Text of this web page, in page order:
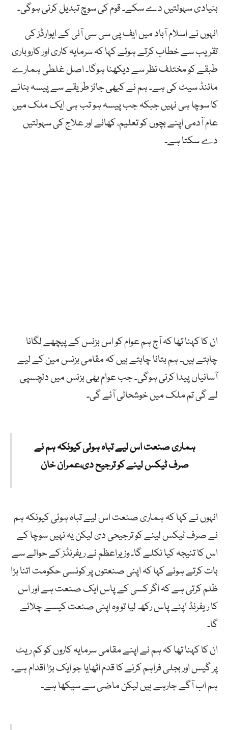
بنیادی سہولتیں دے سکے۔ قوم کی سوچ تبدیل کرنی ہوگی۔
انہوں نے اسلام آباد میں ایف پی سی سی آئی کے ایوارڈز کی
تقریب سے خطاب کرتے ہوئے کہا کہ سرمایہ کاری اور کاروباری
طبقے کو مختلف نظر سے دیکھنا ہوگا۔ اصل غلطی ہمارے
مائنڈ سیٹ کی ہے۔ ہم نے کبھی جائز طریقے سے پیسہ بنانے
کا سوچا ہی نہیں جبکہ جب پیسہ ہو تب ہی ایک ملک میں
عام آدمی اپنے بچوں کو تعلیم، کھانے اور علاج کی سہولتیں
دے سکتا ہے۔
ان کا کہنا تھا کہ آج ہم عوام کو اس بزنس کے پیچھے لگانا
چاہتے ہیں۔ ہم بتانا چاہتے ہیں کہ مقامی بزنس مین کے لیے
آسانیاں پیدا کرنی ہوگی۔ جب عوام بھی بزنس میں دلچسپی
لے گی تم ملک میں خوشحالی آئے گی۔
ہماری صنعت اس لیے تباہ ہوئی کیونکہ ہم نے
صرف ٹیکس لینے کو ترجیح دی،عمران خان
انہوں نے کہا کہ ہماری صنعت اس لیے تباہ ہوئی کیونکہ ہم
نے صرف ٹیکس لینے کو ترجیحی دی لیکن یہ نہیں سوچا کے
اس کا تنیجہ کیا نکلے گا۔ وزیراعظم نے ریفرنڈز کے حوالے سے
بات کرتے ہوئے کہا کہ اپنی صنعتوں پر کونسی حکومت اتنا بڑا
ظلم کرتی ہے کہ اگر کسی کے پاس ایک صنعت ہے اور اس
کا ریفرنڈ اپنے پاس رکھ لیا تو وہ اپنی صنعت کیسے چلائے
گا۔
ان کا کہنا تھا کہ ہم نے اپنے مقامی سرمایہ کاروں کو کم ریٹ
پر گیس اور بجلی فراہم کرنے کا قدم اٹھایا جو ایک بڑا اقدام ہے۔
ہم اب آگے جارہے ہیں لیکن ماضی سے سیکھا ہے۔